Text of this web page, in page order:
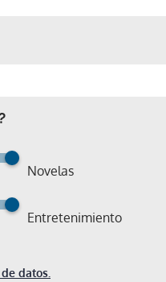
Novelas
Entretenimiento
datos.